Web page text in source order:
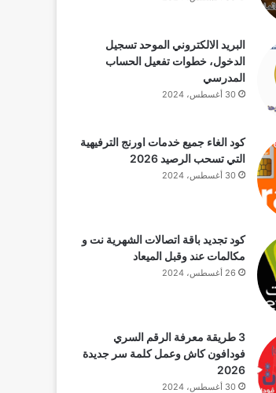
البريد الالكتروني الموحد تسجيل
الدخول، خطوات تفعيل الحساب
المدرسي
30 أغسطس، 2024
كود الغاء جميع خدمات اورنج الترفيهية
التي تسحب الرصيد 2026
30 أغسطس، 2024
كود تجديد باقة اتصالات الشهرية نت و
مكالمات عند وقبل الميعاد
26 أغسطس، 2024
3 طريقة معرفة الرقم السري
فودافون كاش وعمل كلمة سر جديدة
2026
30 أغسطس، 2024